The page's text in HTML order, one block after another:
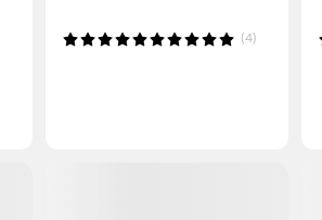
(4)